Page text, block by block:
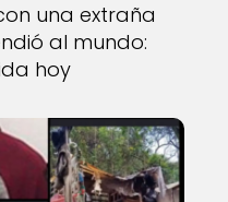
una extraña
al mundo:
hoy